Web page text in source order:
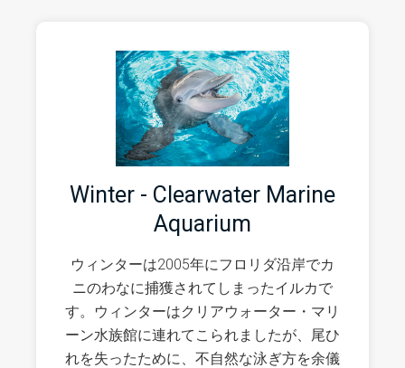
Winter - Clearwater Marine
Aquarium
ウィンターは2005年にフロリダ沿岸でカ
ニのわなに捕獲されてしまったイルカで
す。ウィンターはクリアウォーター・マリ
ーン水族館に連れてこられましたが、尾ひ
れを失ったために、不自然な泳ぎ方を余儀